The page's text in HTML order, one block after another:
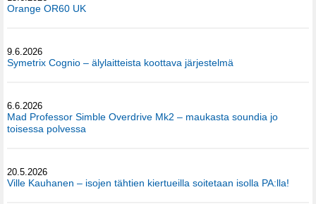
Orange OR60 UK
9.6.2026
Symetrix Cognio – älylaitteista koottava järjestelmä
6.6.2026
Mad Professor Simble Overdrive Mk2 – maukasta soundia jo
toisessa polvessa
20.5.2026
Ville Kauhanen – isojen tähtien kiertueilla soitetaan isolla PA:lla!